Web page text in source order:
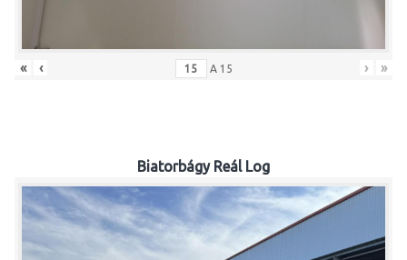
« ‹ A 15 › »
Biatorbágy Reál Log